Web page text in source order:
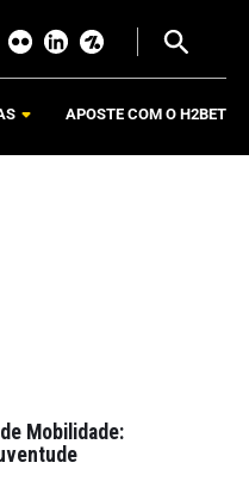
APOSTE COM O H2BET
Mobilidade: